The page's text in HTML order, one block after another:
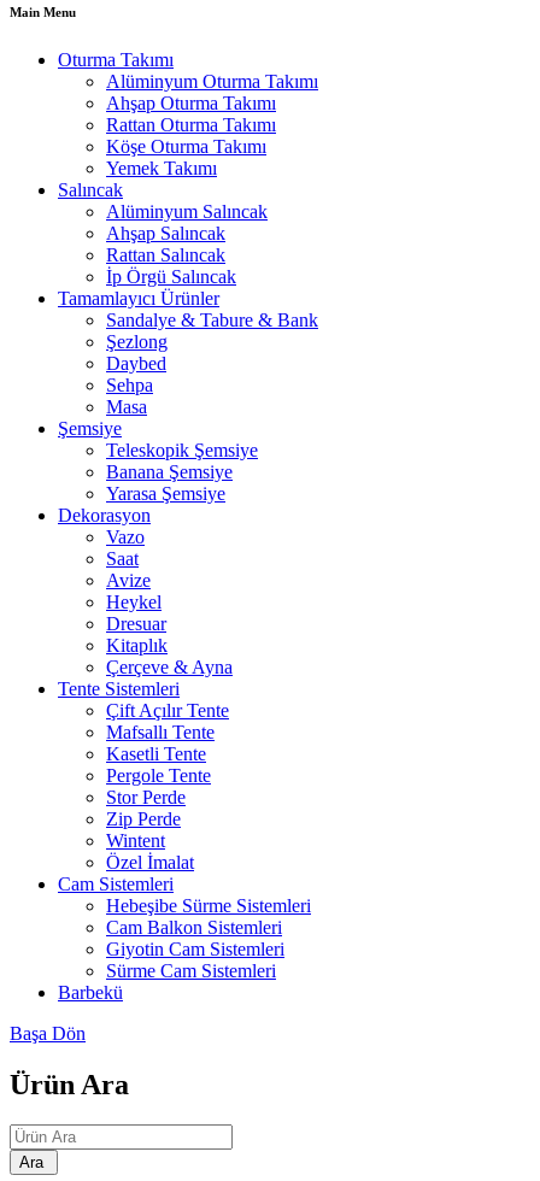
Main Menu
Oturma Takımı
Alüminyum Oturma Takımı
Ahşap Oturma Takımı
Rattan Oturma Takımı
Köşe Oturma Takımı
Yemek Takımı
Salıncak
Alüminyum Salıncak
Ahşap Salıncak
Rattan Salıncak
İp Örgü Salıncak
Tamamlayıcı Ürünler
Sandalye & Tabure & Bank
Şezlong
Daybed
Sehpa
Masa
Şemsiye
Teleskopik Şemsiye
Banana Şemsiye
Yarasa Şemsiye
Dekorasyon
Vazo
Saat
Avize
Heykel
Dresuar
Kitaplık
Çerçeve & Ayna
Tente Sistemleri
Çift Açılır Tente
Mafsallı Tente
Kasetli Tente
Pergole Tente
Stor Perde
Zip Perde
Wintent
Özel İmalat
Cam Sistemleri
Hebeşibe Sürme Sistemleri
Cam Balkon Sistemleri
Giyotin Cam Sistemleri
Sürme Cam Sistemleri
Barbekü
Başa Dön
Ürün Ara